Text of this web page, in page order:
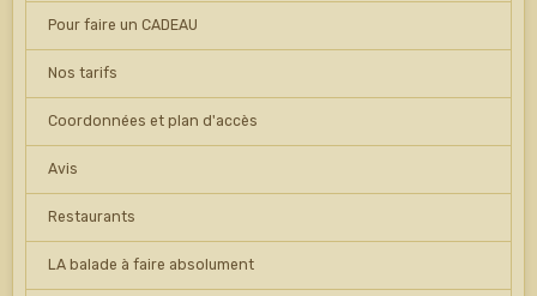
Pour faire un CADEAU
Nos tarifs
Coordonnées et plan d'accès
Avis
Restaurants
LA balade à faire absolument